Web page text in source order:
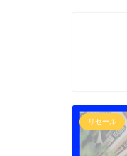
リセール